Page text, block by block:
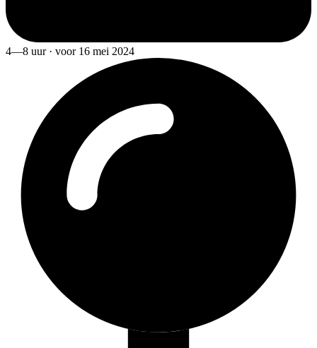
4—8 uur · voor 16 mei 2024